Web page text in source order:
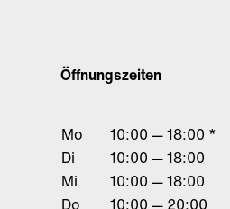
Öffnungszeiten
Mo
10:00 — 18:00 *
Di
10:00 — 18:00
Mi
10:00 — 18:00
Do
10:00 — 20:00